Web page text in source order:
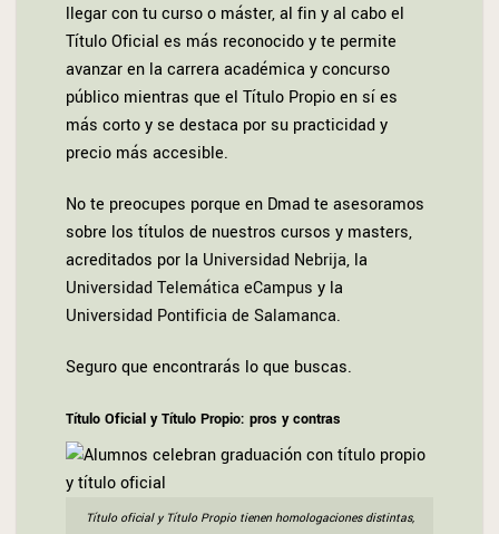
llegar con tu curso o máster, al fin y al cabo el
Título Oficial es más reconocido y te permite
avanzar en la carrera académica y concurso
público mientras que el Título Propio en sí es
más corto y se destaca por su practicidad y
precio más accesible.
No te preocupes porque en Dmad te asesoramos
sobre los títulos de nuestros cursos y masters,
acreditados por la Universidad Nebrija, la
Universidad Telemática eCampus y la
Universidad Pontificia de Salamanca.
Seguro que encontrarás lo que buscas.
Título Oficial y Título Propio: pros y contras
Título oficial y Título Propio tienen homologaciones distintas,